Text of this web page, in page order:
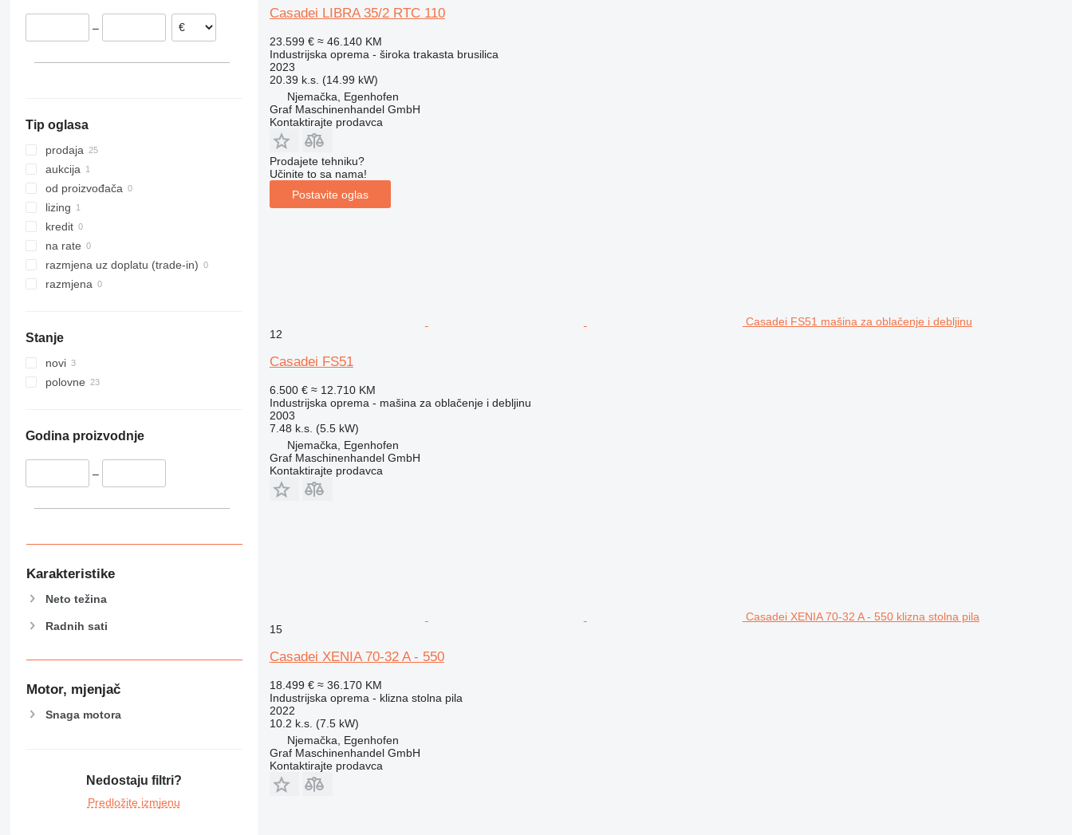
Belgija
Poljska
–
Tip oglasa
prodaja
aukcija
od proizvođača
lizing
kredit
na rate
razmjena uz doplatu (trade-in)
razmjena
Stanje
novi
polovne
Godina proizvodnje
–
Karakteristike
Neto težina
Radnih sati
Motor, mjenjač
Snaga motora
Nedostaju filtri?
Predložite izmjenu
Casadei LIBRA 35/2 RTC 110
23.599 € ≈ 46.140 KM
Industrijska oprema - široka trakasta brusilica
2023
20.39 k.s. (14.99 kW)
Njemačka, Egenhofen
Graf Maschinenhandel GmbH
Kontaktirajte prodavca
Prodajete tehniku?
Učinite to sa nama!
Postavite oglas
Casadei FS51 mašina za oblačenje i debljinu
12
Casadei FS51
6.500 € ≈ 12.710 KM
Industrijska oprema - mašina za oblačenje i debljinu
2003
7.48 k.s. (5.5 kW)
Njemačka, Egenhofen
Graf Maschinenhandel GmbH
Kontaktirajte prodavca
Casadei XENIA 70-32 A - 550 klizna stolna pila
15
Casadei XENIA 70-32 A - 550
18.499 € ≈ 36.170 KM
Industrijska oprema - klizna stolna pila
2022
10.2 k.s. (7.5 kW)
Njemačka, Egenhofen
Graf Maschinenhandel GmbH
Kontaktirajte prodavca